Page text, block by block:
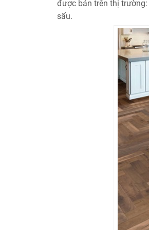
được bán trên thị trường:
sấu.